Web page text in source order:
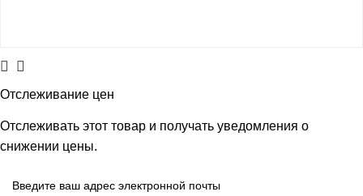
Отслеживание цен
Отслеживать этот товар и получать уведомления о
снижении цены.